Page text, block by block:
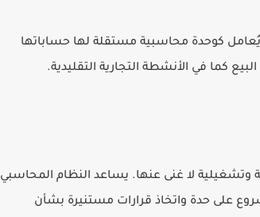
كوحدة محاسبية مستقلة لها حساباتها
كما في الأنشطة التجارية التقليدية.
وتشغيلية لا غنى عنها. يساعد النظام المحاسبي
على حدة واتخاذ قرارات مستنيرة بشأن